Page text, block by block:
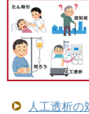
人工透析の